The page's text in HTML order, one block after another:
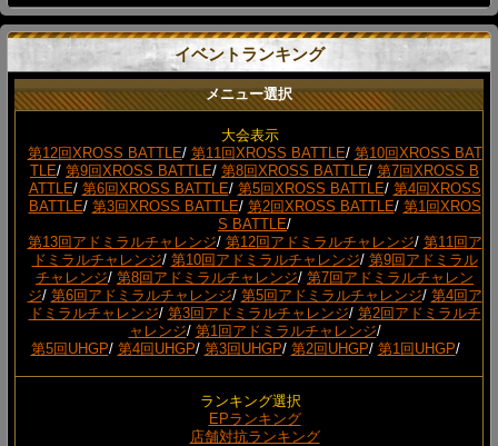
イベントランキング
メニュー選択
大会表示
第12回XROSS BATTLE/ 第11回XROSS BATTLE/ 第10回XROSS BAT
TLE/ 第9回XROSS BATTLE/ 第8回XROSS BATTLE/ 第7回XROSS B
ATTLE/ 第6回XROSS BATTLE/ 第5回XROSS BATTLE/ 第4回XROSS
BATTLE/ 第3回XROSS BATTLE/ 第2回XROSS BATTLE/ 第1回XROS
S BATTLE/
第13回アドミラルチャレンジ/ 第12回アドミラルチャレンジ/ 第11回ア
ドミラルチャレンジ/ 第10回アドミラルチャレンジ/ 第9回アドミラル
チャレンジ/ 第8回アドミラルチャレンジ/ 第7回アドミラルチャレン
ジ/ 第6回アドミラルチャレンジ/ 第5回アドミラルチャレンジ/ 第4回ア
ドミラルチャレンジ/ 第3回アドミラルチャレンジ/ 第2回アドミラルチ
ャレンジ/ 第1回アドミラルチャレンジ/
第5回UHGP/ 第4回UHGP/ 第3回UHGP/ 第2回UHGP/ 第1回UHGP/
ランキング選択
EPランキング
店舗対抗ランキング